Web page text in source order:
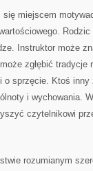
miejscem
Instruktor może
zgłębić
sprzęcie. Ktoś inny
i wychowania.
czytelnikowi
rozumianym